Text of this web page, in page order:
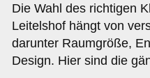
Die Wahl des richtigen
Leitelshof hängt von
darunter Raumgröße,
Design. Hier sind die